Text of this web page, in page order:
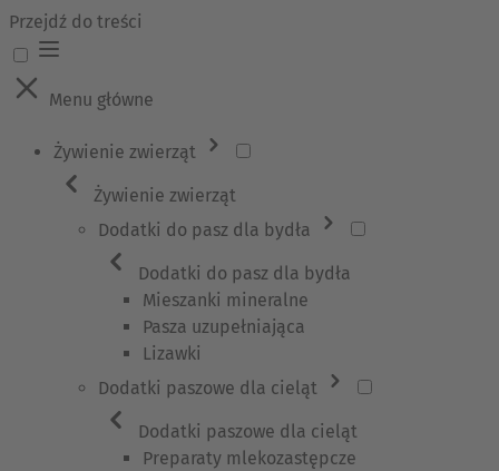
Przejdź do treści
Menu główne
Żywienie zwierząt
Żywienie zwierząt
Dodatki do pasz dla bydła
Dodatki do pasz dla bydła
Mieszanki mineralne
Pasza uzupełniająca
Lizawki
Dodatki paszowe dla cieląt
Dodatki paszowe dla cieląt
Preparaty mlekozastępcze